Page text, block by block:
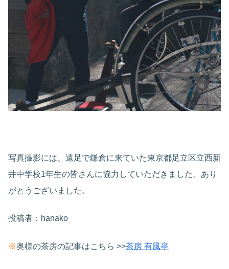
写真撮影には、遠足で鎌倉に来ていた東京都足立区立西新
井中学校1年生の皆さんに協力していただきました。あり
がとうございました。
投稿者：hanako
※奥様の茶房の記事はこちら >>茶房 有風亭